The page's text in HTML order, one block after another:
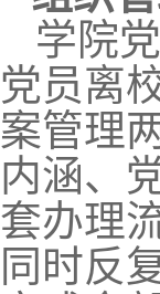
学院
党员离
案管理
内涵、
套办理
同时反